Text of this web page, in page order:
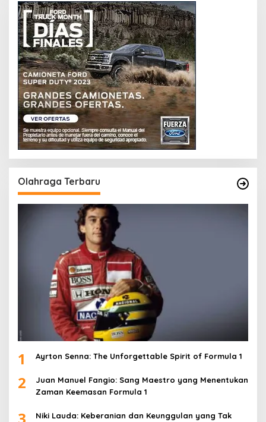
Olahraga Terbaru
1 Ayrton Senna: The Unforgettable Spirit of Formula 1
2
Juan Manuel Fangio: Sang Maestro yang Menentukan
Zaman Keemasan Formula 1
3 Niki Lauda: Keberanian dan Keunggulan yang Tak